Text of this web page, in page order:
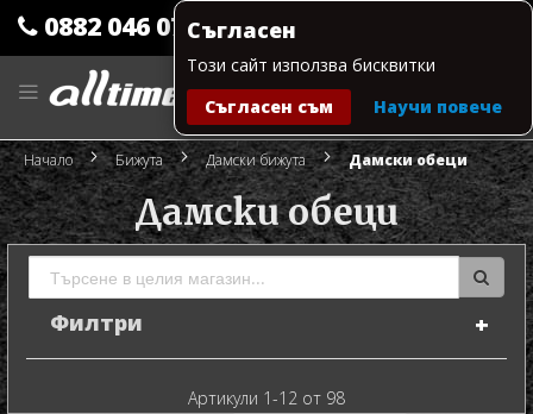
Съгласен
Този сайт използва бисквитки
Съгласен съм
Научи повече
0882 046 079
Прескачане
към
Моята количка
Начало Бижута Дамски бижута Дамски обеци
Дамски обеци
Филтри
Артикули 1-12 от 98